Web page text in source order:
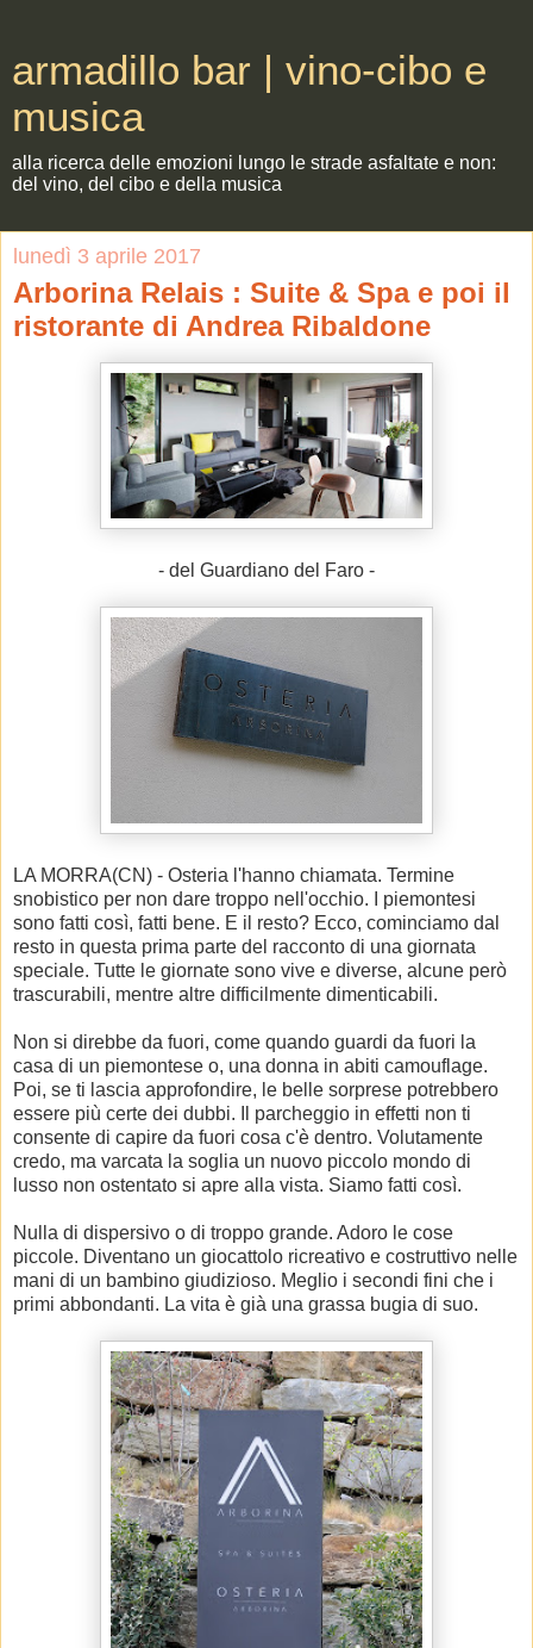
armadillo bar | vino-cibo e
musica
alla ricerca delle emozioni lungo le strade asfaltate e non:
del vino, del cibo e della musica
lunedì 3 aprile 2017
Arborina Relais : Suite & Spa e poi il
ristorante di Andrea Ribaldone
- del Guardiano del Faro -
LA MORRA(CN) - Osteria l'hanno chiamata. Termine
snobistico per non dare troppo nell'occhio. I piemontesi
sono fatti così, fatti bene. E il resto? Ecco, cominciamo dal
resto in questa prima parte del racconto di una giornata
speciale. Tutte le giornate sono vive e diverse, alcune però
trascurabili, mentre altre difficilmente dimenticabili.
Non si direbbe da fuori, come quando guardi da fuori la
casa di un piemontese o, una donna in abiti camouflage.
Poi, se ti lascia approfondire, le belle sorprese potrebbero
essere più certe dei dubbi. Il parcheggio in effetti non ti
consente di capire da fuori cosa c'è dentro. Volutamente
credo, ma varcata la soglia un nuovo piccolo mondo di
lusso non ostentato si apre alla vista. Siamo fatti così.
Nulla di dispersivo o di troppo grande. Adoro le cose
piccole. Diventano un giocattolo ricreativo e costruttivo nelle
mani di un bambino giudizioso. Meglio i secondi fini che i
primi abbondanti. La vita è già una grassa bugia di suo.